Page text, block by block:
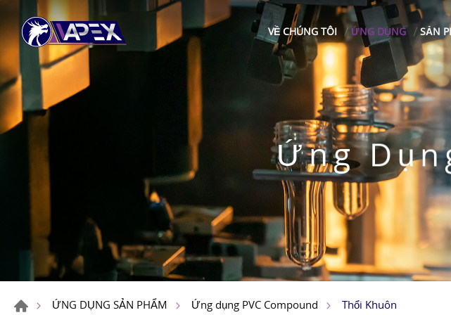
VỀ CHÚNG TÔI ỨNG DỤNG SẢN
Ứng
ỨNG DỤNG SẢN PHẨM Ứng dụng PVC Compound Thổi Khuôn